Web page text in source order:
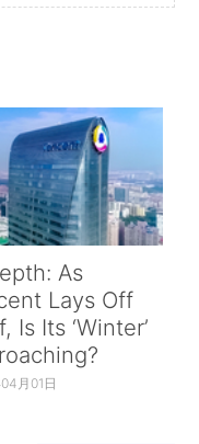
翼翼地重新接纳为
的经济学研究成果
al.，2006；Bisin
and Guiliano，
，2011）。麦
Era）欧洲
，是一个里程碑
）。她的看法
的传统观点，而强
As
Lays Off
Is Its ‘Winter’
月01日